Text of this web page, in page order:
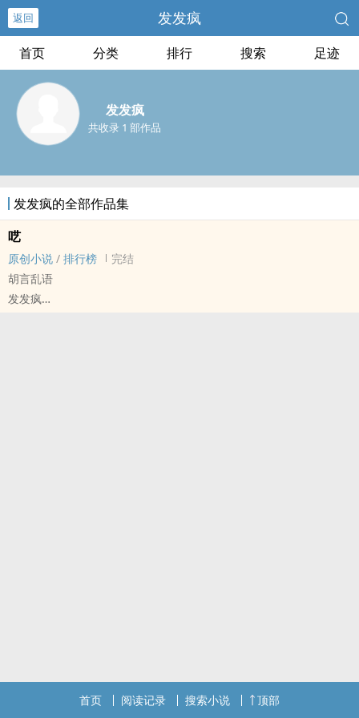
返回 发发疯
首页 分类 排行 搜索 足迹
发发疯
共收录 1 部作品
发发疯的全部作品集
呓
原创小说 / 排行榜
完结
胡言乱语
发发疯
首页 阅读记录 搜索小说 顶部